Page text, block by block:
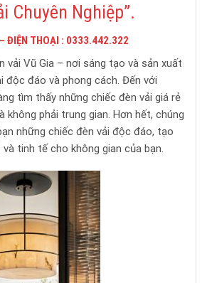
Chuyên Nghiệp”.
ĐIỆN THOẠI : 0333.442.322
vải Vũ Gia – nơi sáng tạo và sản xuất
độc đáo và phong cách. Đến với
tìm thấy những chiếc đèn vải giá rẻ
phải trung gian. Hơn hết, chúng
những chiếc đèn vải độc đáo, tạo
tinh tế cho không gian của bạn.